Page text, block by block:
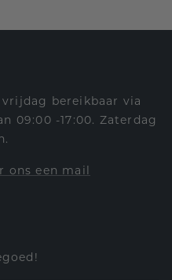
bereikbaar via
09:00 -17:00. Zaterdag
ons een mail